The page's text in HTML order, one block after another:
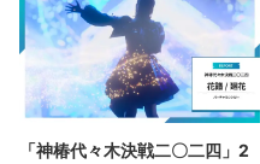
「神椿代々木決戦二〇二四」2